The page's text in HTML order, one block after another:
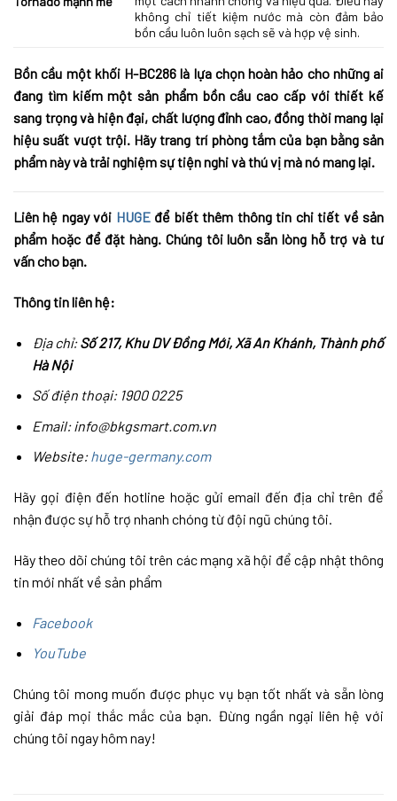
không chỉ tiết kiệm nước mà còn đảm bảo
bồn cầu luôn luôn sạch sẽ và hợp vệ sinh.
Bồn cầu một khối H-BC286 là lựa chọn hoàn hảo cho những ai
đang tìm kiếm một sản phẩm bồn cầu cao cấp với thiết kế
sang trọng và hiện đại, chất lượng đỉnh cao, đồng thời mang lại
hiệu suất vượt trội. Hãy trang trí phòng tắm của bạn bằng sản
phẩm này và trải nghiệm sự tiện nghi và thú vị mà nó mang lại.
Liên hệ ngay với HUGEđể biết thêm thông tin chi tiết về sản
phẩm hoặc để đặt hàng. Chúng tôi luôn sẵn lòng hỗ trợ và tư
vấn cho bạn.
Thông tin liên hệ:
Địa chỉ:Số 217, Khu DV Đồng Mới, Xã An Khánh, Thành phố
Hà Nội
Số điện thoại: 1900 0225
Email: info@bkgsmart.com.vn
Website:huge-germany.com
Hãy gọi điện đến hotline hoặc gửi email đến địa chỉ trên để
nhận được sự hỗ trợ nhanh chóng từ đội ngũ chúng tôi.
Hãy theo dõi chúng tôi trên các mạng xã hội để cập nhật thông
tin mới nhất về sản phẩm
Facebook
YouTube
Chúng tôi mong muốn được phục vụ bạn tốt nhất và sẵn lòng
giải đáp mọi thắc mắc của bạn. Đừng ngần ngại liên hệ với
chúng tôi ngay hôm nay!